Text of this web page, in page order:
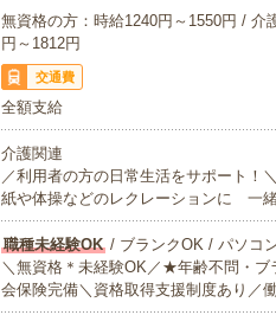
無資格の方：時給1240円～1550円 / 介
円～1812円
交通費
全額支給
介護関連
／利用者の方の日常生活をサポート
紙や体操などのレクレーションに 一
職種未経験OK/ ブランクOK / パソコ
＼無資格＊未経験OK／★年齢不問・
会保険完備＼資格取得支援制度あり／